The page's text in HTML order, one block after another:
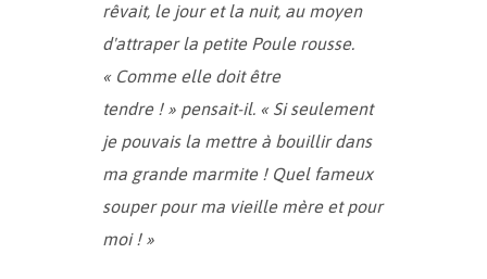
rêvait, le jour et la nuit, au moyen
d'attraper la petite Poule rousse.
« Comme elle doit être
tendre ! » pensait-il. « Si seulement
je pouvais la mettre à bouillir dans
ma grande marmite ! Quel fameux
souper pour ma vieille mère et pour
moi ! »